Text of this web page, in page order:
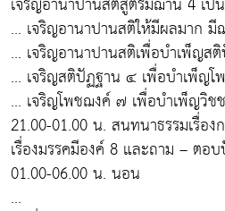
... เจริญอานาปานสติให้มีผลมาก
... เจริญอานาปานสติเพื่อบำเพ็ญ
... เจริญสติปัฏฐาน ๔ เพื่อบำเพ็ญ
... เจริญโพชฌงค์ ๗ เพื่อบำเพ็ญวิ
21.00-01.00 น. สนทนาธรรมเรื่อ
เรื่องมรรคมีองค์ 8 และถาม – ตอ
01.00-06.00 น. นอน
...